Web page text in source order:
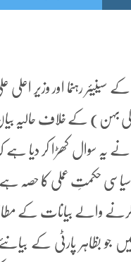
رہنما اور وزیر اعلی
کی بہن) کے خلاف حالیہ
سوال کھڑا کر دیا ہے
سیاسی حکمتِ عملی کا حصہ
کرنے والے بیانات کے
جو بظاہر پارٹی کے